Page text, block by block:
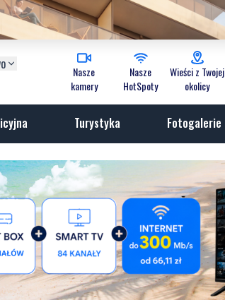
Nasze
kamery
Nasze
HotSpoty
Wieści z Twojej
okolicy
Turystyka Fotogalerie